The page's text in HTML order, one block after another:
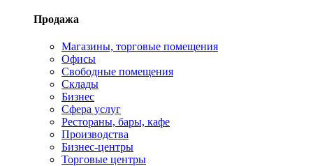
Продажа
Магазины, торговые помещения
Офисы
Свободные помещения
Склады
Бизнес
Сфера услуг
Рестораны, бары, кафе
Производства
Бизнес-центры
Торговые центры